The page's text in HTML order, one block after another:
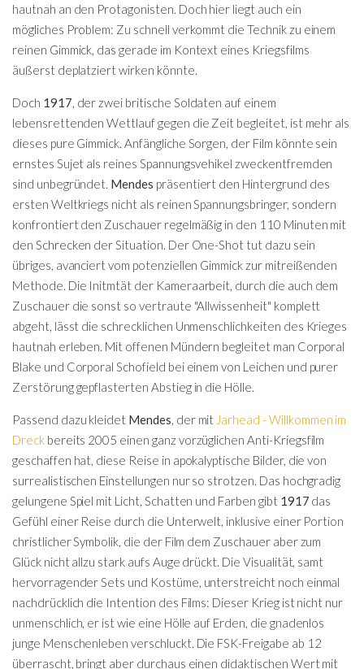
hautnah an den Protagonisten. Doch hier liegt auch ein
mögliches Problem: Zu schnell verkommt die Technik zu einem
reinen Gimmick, das gerade im Kontext eines Kriegsfilms
äußerst deplatziert wirken könnte.
Doch 1917 , der zwei britische Soldaten auf einem
lebensrettenden Wettlauf gegen die Zeit begleitet, ist mehr als
dieses pure Gimmick. Anfängliche Sorgen, der Film könnte sein
ernstes Sujet als reines Spannungsvehikel zweckentfremden
sind unbegründet. Mendes präsentiert den Hintergrund des
ersten Weltkriegs nicht als reinen Spannungsbringer, sondern
konfrontiert den Zuschauer regelmäßig in den 110 Minuten mit
den Schrecken der Situation. Der One-Shot tut dazu sein
übriges, avanciert vom potenziellen Gimmick zur mitreißenden
Methode. Die Initmtät der Kameraarbeit, durch die auch dem
Zuschauer die sonst so vertraute "Allwissenheit" komplett
abgeht, lässt die schrecklichen Unmenschlichkeiten des Krieges
hautnah erleben. Mit offenen Mündern begleitet man Corporal
Blake und Corporal Schofield bei einem von Leichen und purer
Zerstörung gepflasterten Abstieg in die Hölle.
Passend dazu kleidet Mendes , der mit Jarhead - Willkommen im
Dreckbereits 2005 einen ganz vorzüglichen Anti-Kriegsfilm
geschaffen hat, diese Reise in apokalyptische Bilder, die von
surrealistischen Einstellungen nur so strotzen. Das hochgradig
gelungene Spiel mit Licht, Schatten und Farben gibt 1917 das
Gefühl einer Reise durch die Unterwelt, inklusive einer Portion
christlicher Symbolik, die der Film dem Zuschauer aber zum
Glück nicht allzu stark aufs Auge drückt. Die Visualität, samt
hervorragender Sets und Kostüme, unterstreicht noch einmal
nachdrücklich die Intention des Films: Dieser Krieg ist nicht nur
unmenschlich, er ist wie eine Hölle auf Erden, die gnadenlos
junge Menschenleben verschluckt. Die FSK-Freigabe ab 12
überrascht, bringt aber durchaus einen didaktischen Wert mit